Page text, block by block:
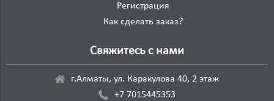
Регистрация
Как сделать заказ?
Свяжитесь с нами
г.Алматы, ул. Каракулова 40, 2 этаж
+7 7015445353